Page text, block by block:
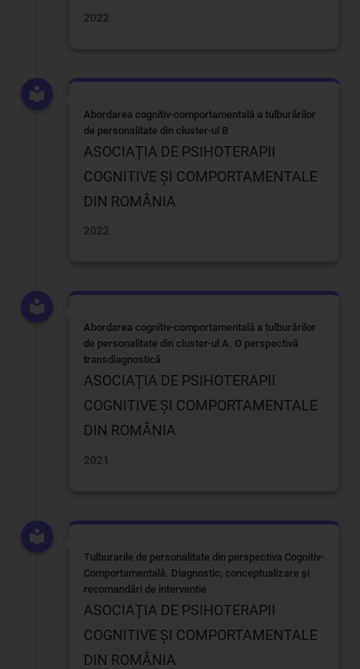
2022
Abordarea cognitiv-comportamentală a tulburărilor
de personalitate din cluster-ul B
ASOCIAȚIA DE PSIHOTERAPII
COGNITIVE ȘI COMPORTAMENTALE
DIN ROMÂNIA
2022
Abordarea cognitiv-comportamentală a tulburărilor
de personalitate din cluster-ul A. O perspectivă
transdiagnostică
ASOCIAȚIA DE PSIHOTERAPII
COGNITIVE ȘI COMPORTAMENTALE
DIN ROMÂNIA
2021
Tulburarile de personalitate din perspectiva Cognitiv-
Comportamentală. Diagnostic, conceptualizare și
recomandări de interventie
ASOCIAȚIA DE PSIHOTERAPII
COGNITIVE ȘI COMPORTAMENTALE
DIN ROMÂNIA